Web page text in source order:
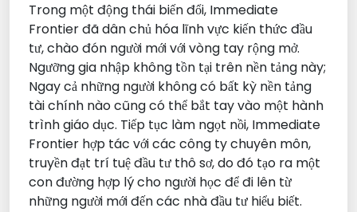
Trong một động thái biến đổi, Immediate
Frontier đã dân chủ hóa lĩnh vực kiến thức đầu
tư, chào đón người mới với vòng tay rộng mở.
Ngưỡng gia nhập không tồn tại trên nền tảng này;
Ngay cả những người không có bất kỳ nền tảng
tài chính nào cũng có thể bắt tay vào một hành
trình giáo dục. Tiếp tục làm ngọt nồi, Immediate
Frontier hợp tác với các công ty chuyên môn,
truyền đạt trí tuệ đầu tư thô sơ, do đó tạo ra một
con đường hợp lý cho người học để đi lên từ
những người mới đến các nhà đầu tư hiểu biết.